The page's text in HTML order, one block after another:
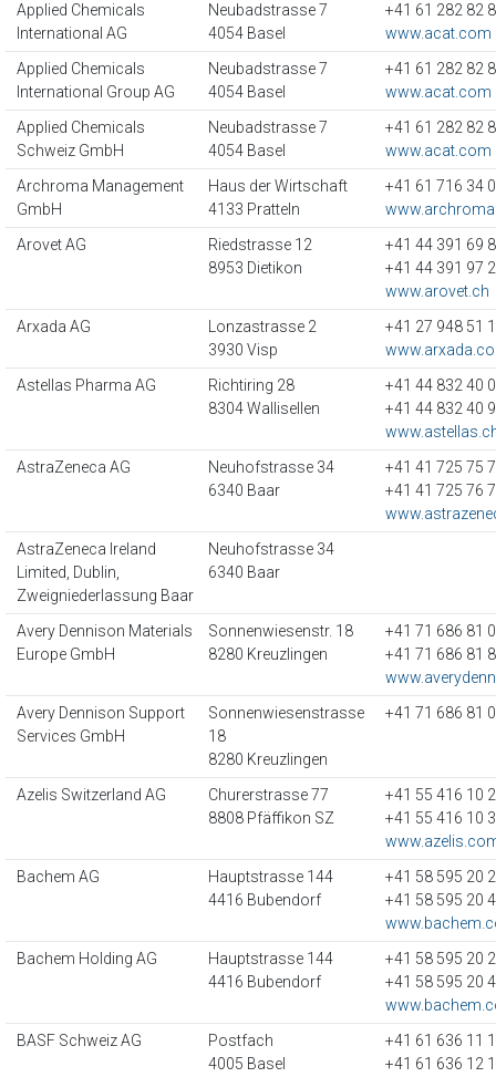
Applied Chemicals
International AG
Neubadstrasse 7
4054 Basel
+41 61 282 82
www.acat.com
Applied Chemicals
International Group AG
Neubadstrasse 7
4054 Basel
+41 61 282 82
www.acat.com
Applied Chemicals
Schweiz GmbH
Neubadstrasse 7
4054 Basel
+41 61 282 82
www.acat.com
Archroma Management
GmbH
Haus der Wirtschaft
4133 Pratteln
+41 61 716 34
Arovet AG
Riedstrasse 12
8953 Dietikon
+41 44 391 69
+41 44 391 97
www.arovet.ch
Arxada AG
Lonzastrasse 2
3930 Visp
+41 27 948 51
Astellas Pharma AG
Richtiring 28
8304 Wallisellen
+41 44 832 40
+41 44 832 40
AstraZeneca AG
Neuhofstrasse 34
6340 Baar
+41 41 725 75
+41 41 725 76
AstraZeneca Ireland
Limited, Dublin,
Zweigniederlassung Baar
Neuhofstrasse 34
6340 Baar
Avery Dennison Materials
Europe GmbH
Sonnenwiesenstr. 18
8280 Kreuzlingen
+41 71 686 81
+41 71 686 81
Avery Dennison Support
Services GmbH
Sonnenwiesenstrasse
18
8280 Kreuzlingen
+41 71 686 81
Azelis Switzerland AG
Churerstrasse 77
8808 Pfäffikon SZ
+41 55 416 10
+41 55 416 10
Bachem AG
Hauptstrasse 144
4416 Bubendorf
+41 58 595 20
+41 58 595 20
Bachem Holding AG
Hauptstrasse 144
4416 Bubendorf
+41 58 595 20
+41 58 595 20
BASF Schweiz AG
Postfach
4005 Basel
+41 61 636 11
+41 61 636 12